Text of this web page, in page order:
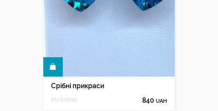
Срібні прикраси
My Kristall 840 UAH